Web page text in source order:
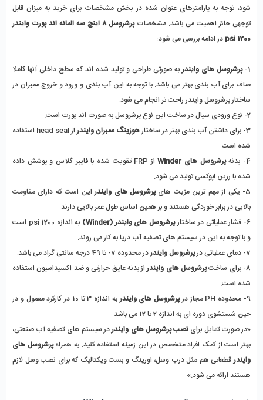
توجهی حائز اهمیت می باشد. مشخصات
پرشروسل 8 اینچ سه المانه اند پورت وایندر
1200 psi
در ادامه بررسی می شود:
1- پرشروسل های وایندر
صاف برای آب بندی بهتر می باشد. با توجه به این آب بندی و ورود و خروج ممبران در
ساختار پرشروسل وایندر راحت تر انجام می شود.
2- نوع ورودی سیال در ساخت این نوع پرشروسل به صورت اند پورت است.
3- برای داشتن آب بندی بهتر در ساختار
هوزینگ ممبران وایندر
شده است.
4- بدنه
پرشروسل های Winder
شده با رزین اپوکسی تولید می شود.
5- یکی از مهم ترین مزیت های
پرشروسل های وایندر
بالایی در برابر خوردگی هستند و بر همین اساس طول عمر بالایی دارند.
6- فشار عملیاتی در ساختار
پرشروسل های وایندر (Winder)
و با توجه به این در سیستم های تصفیه آب دریا به کار می روند.
7- دمای عملیاتی در
پرشروسل وایندر در محدوده 7- تا 49 درجه سانتی گراد می باشد.
8- برای ساخت
پرشروسل های وایندر
شده است.
9- محدوده PH مجاز در
پرشروسل های وایندر
به اندازه 3 تا 10 در کارکرد معمول و در
حین شستشوی دوره ای به اندازه 2 تا 12 می باشد.
«در صورت تمایل برای نصب پرشروسل های وایندر
بهتر است از کمک افراد متخصص در این زمینه استفاده کنید. به همراه
وایندر
هستند ارائه می شود.»